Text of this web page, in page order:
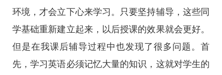
环境，才会立下心来学习。只要坚持辅导，这些同
学基础重新建立起来，以后授课的效果就会更好。
但是在我课后辅导过程中也发现了很多问题。首
先，学习英语必须记忆大量的知识，这就对学生的